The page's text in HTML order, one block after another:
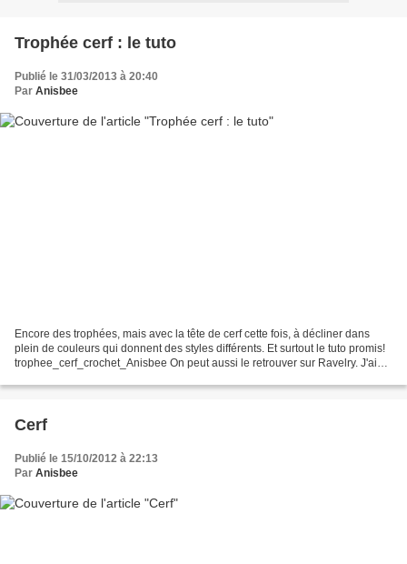
Trophée cerf : le tuto
Publié le 31/03/2013 à 20:40
Par Anisbee
Encore des trophées, mais avec la tête de cerf cette fois, à décliner dans
plein de couleurs qui donnent des styles différents. Et surtout le tuto promis!
trophee_cerf_crochet_Anisbee On peut aussi le retrouver sur Ravelry. J'ai
Cerf
Publié le 15/10/2012 à 22:13
Par Anisbee